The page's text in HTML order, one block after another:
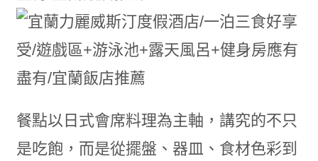
餐點以日式會席料理為主軸，講究的不只
是吃飽，而是從擺盤、器皿、食材色彩到